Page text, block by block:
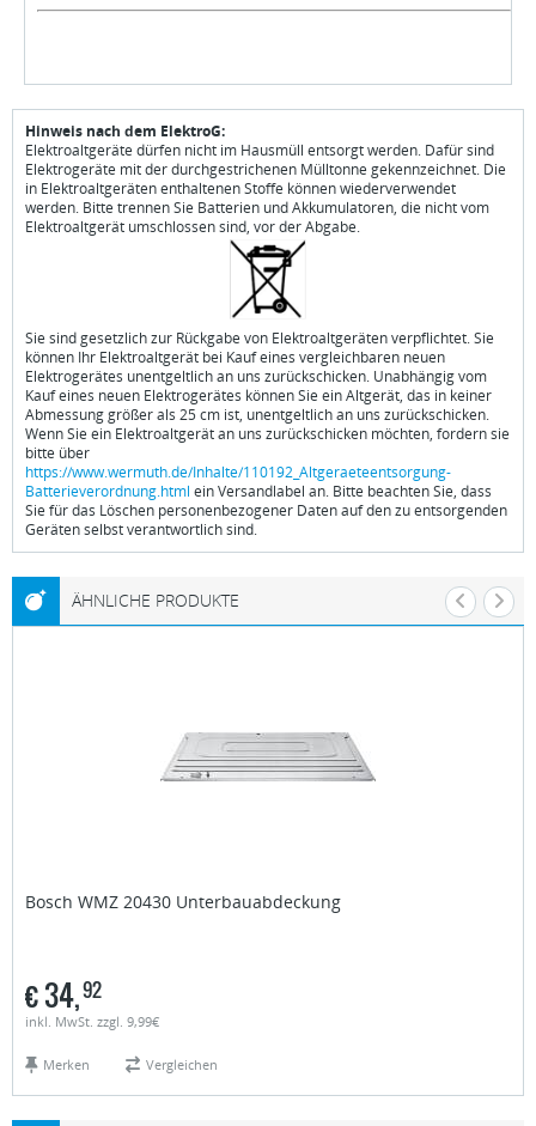
Hinweis nach dem ElektroG:
Elektroaltgeräte dürfen nicht im Hausmüll entsorgt werden. Dafür sind
Elektrogeräte mit der durchgestrichenen Mülltonne gekennzeichnet. Die
in Elektroaltgeräten enthaltenen Stoffe können wiederverwendet
werden. Bitte trennen Sie Batterien und Akkumulatoren, die nicht vom
Elektroaltgerät umschlossen sind, vor der Abgabe.
Sie sind gesetzlich zur Rückgabe von Elektroaltgeräten verpflichtet. Sie
können Ihr Elektroaltgerät bei Kauf eines vergleichbaren neuen
Elektrogerätes unentgeltlich an uns zurückschicken. Unabhängig vom
Kauf eines neuen Elektrogerätes können Sie ein Altgerät, das in keiner
Abmessung größer als 25 cm ist, unentgeltlich an uns zurückschicken.
Wenn Sie ein Elektroaltgerät an uns zurückschicken möchten, fordern sie
bitte über
https://www.wermuth.de/Inhalte/110192_Altgeraeteentsorgung-
Batterieverordnung.html ein Versandlabel an. Bitte beachten Sie, dass
Sie für das Löschen personenbezogener Daten auf den zu entsorgenden
Geräten selbst verantwortlich sind.
ÄHNLICHE PRODUKTE
Bosch WMZ 20430 Unterbauabdeckung
€34,92
inkl. MwSt. zzgl. 9,99€
Merken Vergleichen